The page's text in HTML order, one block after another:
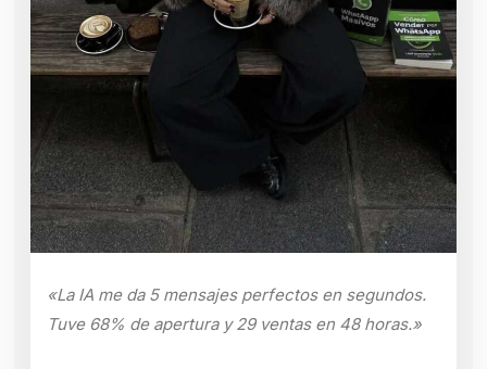
«La IA me da 5 mensajes perfectos en segundos.
Tuve 68% de apertura y 29 ventas en 48 horas.»